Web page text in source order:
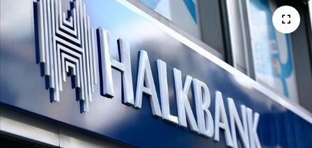
Resmi İlanlar
Rüya Tabirleri
Sağlık
Savunma Sanayi